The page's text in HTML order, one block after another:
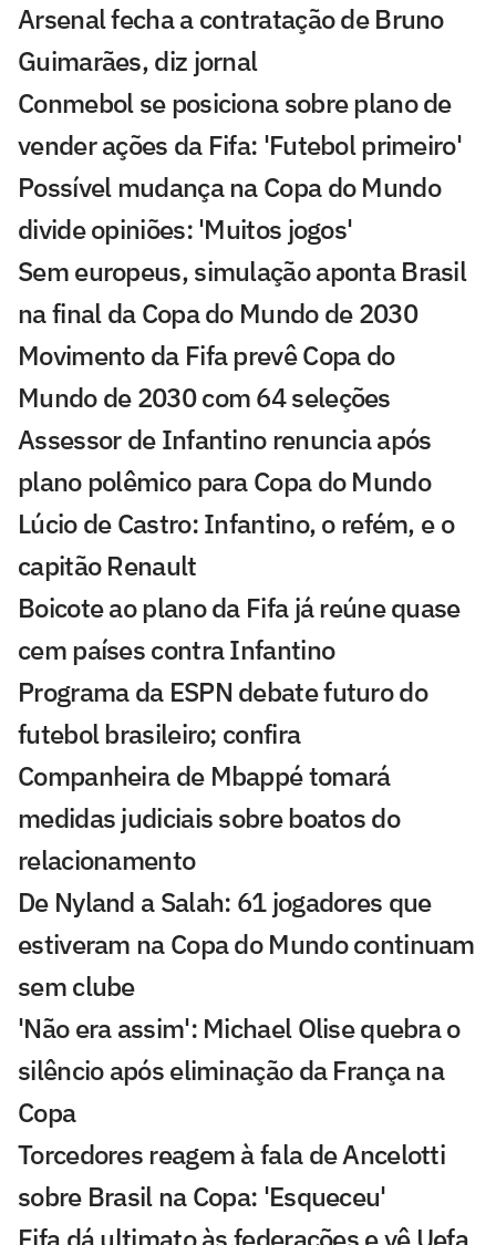
Arsenal fecha a contratação de Bruno
Guimarães, diz jornal
Conmebol se posiciona sobre plano de
vender ações da Fifa: 'Futebol primeiro'
Possível mudança na Copa do Mundo
divide opiniões: 'Muitos jogos'
Sem europeus, simulação aponta Brasil
na final da Copa do Mundo de 2030
Movimento da Fifa prevê Copa do
Mundo de 2030 com 64 seleções
Assessor de Infantino renuncia após
plano polêmico para Copa do Mundo
Lúcio de Castro: Infantino, o refém, e o
capitão Renault
Boicote ao plano da Fifa já reúne quase
cem países contra Infantino
Programa da ESPN debate futuro do
futebol brasileiro; confira
Companheira de Mbappé tomará
medidas judiciais sobre boatos do
relacionamento
De Nyland a Salah: 61 jogadores que
estiveram na Copa do Mundo continuam
sem clube
'Não era assim': Michael Olise quebra o
silêncio após eliminação da França na
Copa
Torcedores reagem à fala de Ancelotti
sobre Brasil na Copa: 'Esqueceu'